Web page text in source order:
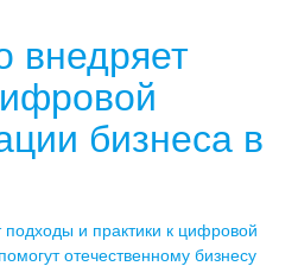
внедряет
бизнеса в
подходы и практики к цифровой
отечественному бизнесу